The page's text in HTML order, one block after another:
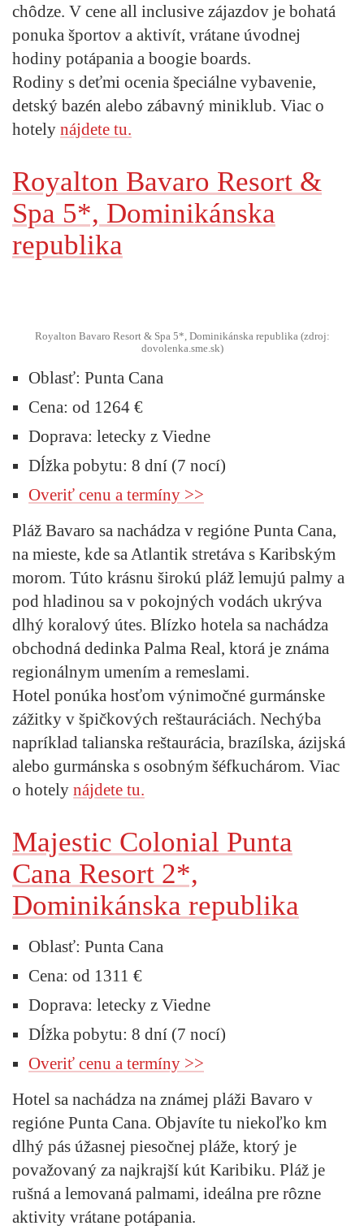
chôdze. V cene all inclusive zájazdov je bohatá
ponuka športov a aktivít, vrátane úvodnej
hodiny potápania a boogie boards.
Rodiny s deťmi ocenia špeciálne vybavenie,
detský bazén alebo zábavný miniklub. Viac o
hotely nájdete tu.
Royalton Bavaro Resort &
Spa 5*, Dominikánska
republika
Royalton Bavaro Resort & Spa 5*, Dominikánska republika (zdroj:
dovolenka.sme.sk)
Oblasť: Punta Cana
Cena: od 1264 €
Doprava: letecky z Viedne
Dĺžka pobytu: 8 dní (7 nocí)
Overiť cenu a termíny >>
Pláž Bavaro sa nachádza v regióne Punta Cana,
na mieste, kde sa Atlantik stretáva s Karibským
morom. Túto krásnu širokú pláž lemujú palmy a
pod hladinou sa v pokojných vodách ukrýva
dlhý koralový útes. Blízko hotela sa nachádza
obchodná dedinka Palma Real, ktorá je známa
regionálnym umením a remeslami.
Hotel ponúka hosťom výnimočné gurmánske
zážitky v špičkových reštauráciách. Nechýba
napríklad talianska reštaurácia, brazílska, ázijská
alebo gurmánska s osobným šéfkuchárom. Viac
o hotely nájdete tu.
Majestic Colonial Punta
Cana Resort 2*,
Dominikánska republika
Oblasť: Punta Cana
Cena: od 1311 €
Doprava: letecky z Viedne
Dĺžka pobytu: 8 dní (7 nocí)
Overiť cenu a termíny >>
Hotel sa nachádza na známej pláži Bavaro v
regióne Punta Cana. Objavíte tu niekoľko km
dlhý pás úžasnej piesočnej pláže, ktorý je
považovaný za najkrajší kút Karibiku. Pláž je
rušná a lemovaná palmami, ideálna pre rôzne
aktivity vrátane potápania.